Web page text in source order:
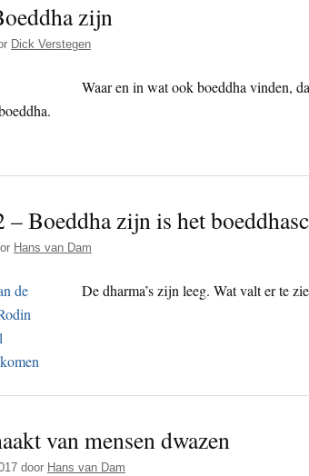
zijn
Dick Verstegen
Waar en in wat ook boeddha vinden,
– Boeddha zijn is het
Hans van Dam
De dharma’s zijn leeg. Wat valt er te
van mensen dwazen
door Hans van Dam